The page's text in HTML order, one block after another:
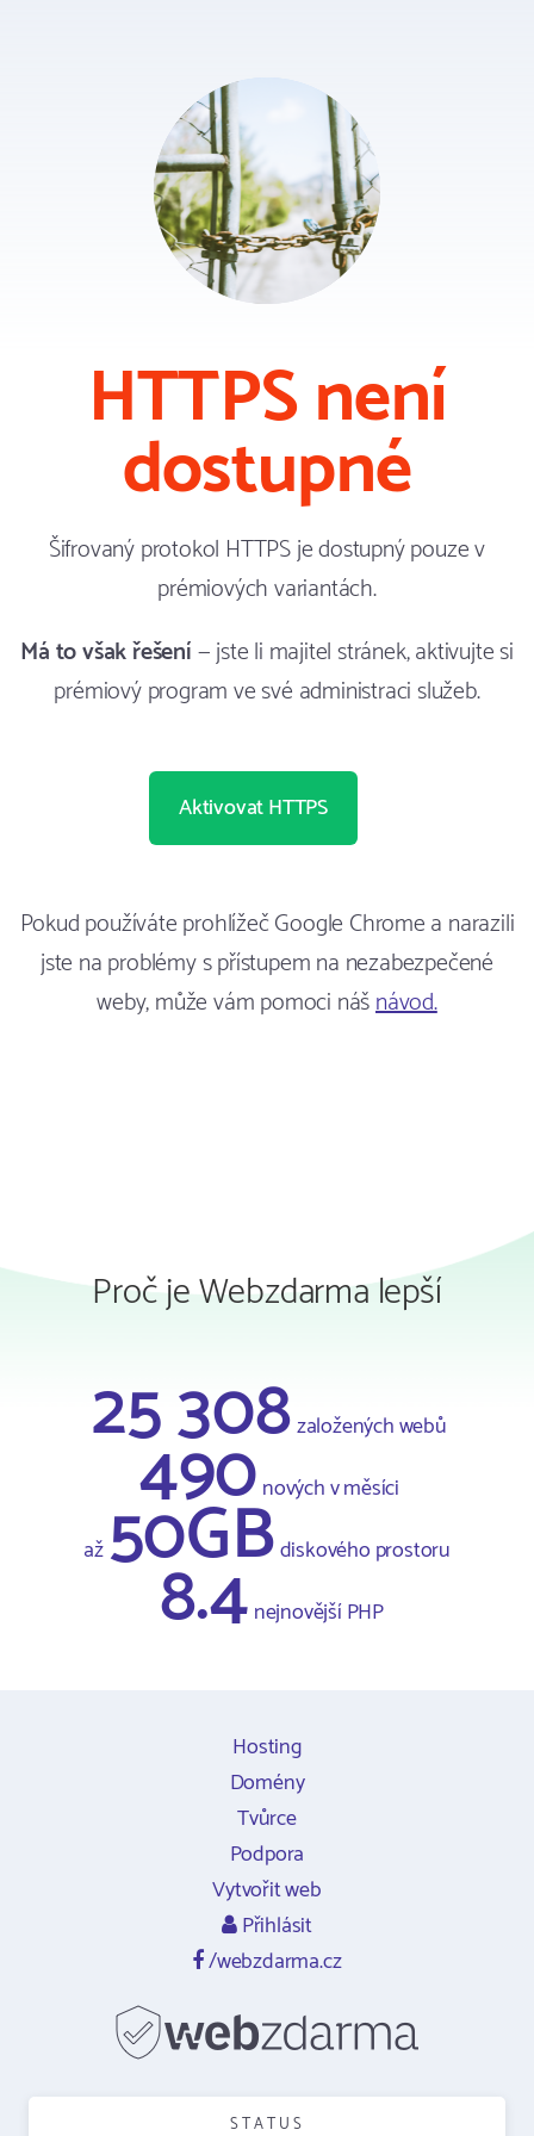
HTTPS není
dostupné
Šifrovaný protokol HTTPS je dostupný pouze v
prémiových variantách.
Má to však řešení— jste li majitel stránek, aktivujte si
prémiový program ve své administraci služeb.
Aktivovat HTTPS
Pokud používáte prohlížeč Google Chrome a narazili
jste na problémy s přístupem na nezabezpečené
weby, může vám pomoci nášnávod.
Proč je Webzdarma lepší
25 308založených webů
490nových v měsíci
až 50GBdiskového prostoru
8.4 nejnovější PHP
Hosting
Domény
Tvůrce
Podpora
Vytvořit web
Přihlásit
/webzdarma.cz
STATUS